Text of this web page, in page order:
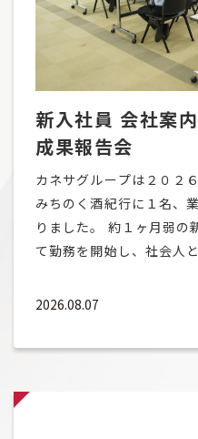
新入社員 会社案
成果報告会
カネサグループは２０２
みちのく酒紀行に１名、
りました。 約１ヶ月弱の
て勤務を開始し、社会人
らは会社に対する理解促
成プロジェクト」を毎週
社案内作成プロジェクト
2026.08.07